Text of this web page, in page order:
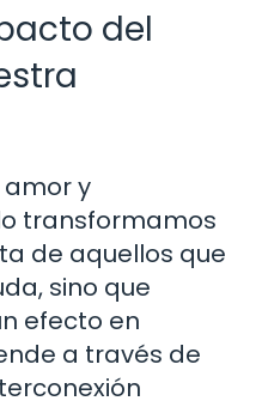
del
amor y
transformamos
de aquellos que
sino que
efecto en
a través de